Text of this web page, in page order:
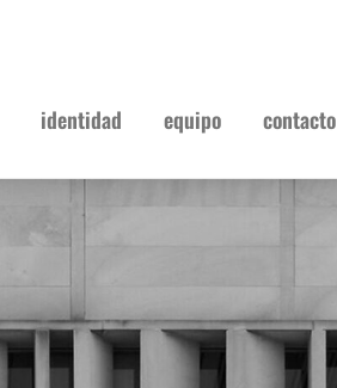
identidad equipo contacto